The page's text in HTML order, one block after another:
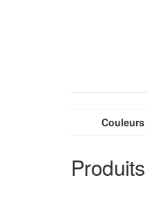
Couleurs